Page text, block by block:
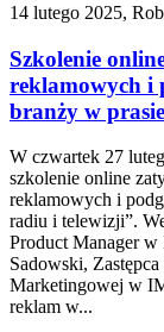
14 lutego 2025,
Szkolenie
reklamowych i
branży w
W czwartek 27
szkolenie online
reklamowych i
radiu i telewizji”.
Product Manager
Sadowski,
Marketingowej w
reklam w...